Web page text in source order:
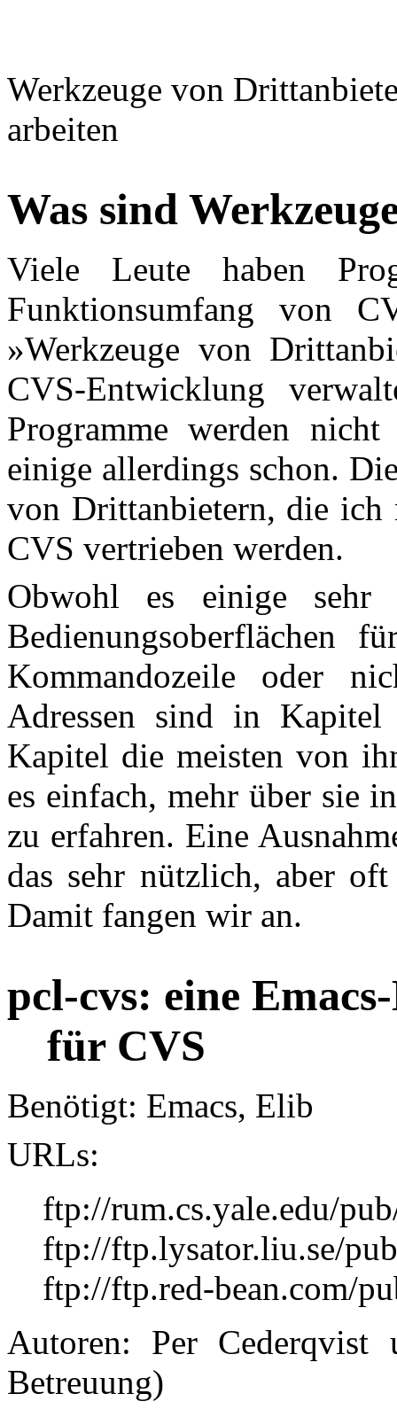
Werkzeuge von
arbeiten
Was sind
Viele Leute haben
Funktionsumfang von
»Werkzeuge von
CVS-Entwicklung
Programme werden
einige allerdings schon.
von Drittanbietern, die
CVS vertrieben werden.
Obwohl es einige sehr
Kommandozeile oder
Adressen sind in Kapitel
Kapitel die meisten von
es einfach, mehr über sie
zu erfahren. Eine
das sehr nützlich, aber
Damit fangen wir an.
pcl-cvs: eine
für CVS
Benötigt: Emacs, Elib
URLs:
ftp://rum.cs.yale.edu/
ftp://ftp.lysator.liu.se/
ftp://ftp.red-bean.com/
Autoren: Per
Betreuung)